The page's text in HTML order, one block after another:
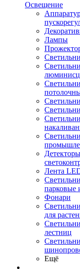
Освещение
Лампы
Лента
парковые
Фонари
для
лестниц
Ещё